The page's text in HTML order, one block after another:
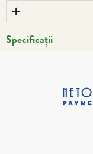
Specificații